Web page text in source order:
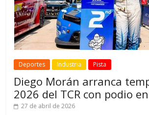
Deportes Industria Pista
Diego Morán arranca
2026 del TCR con podio
27 de abril de 2026